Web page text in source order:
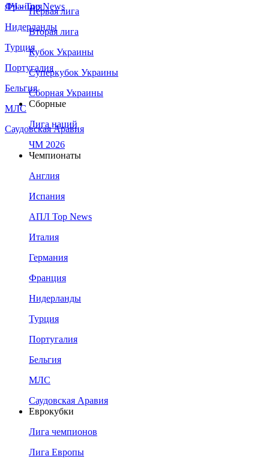
Франция
Нидерланды
Турция
Португалия
Бельгия
МЛС
Саудовская Аравия
ЛЧ - Top News
Первая лига
Вторая лига
Кубок Украины
Суперкубок Украины
Сборная Украины
Сборные
Лига наций
ЧМ 2026
Чемпионаты
Англия
Испания
АПЛ Top News
Италия
Германия
Франция
Нидерланды
Турция
Португалия
Бельгия
МЛС
Саудовская Аравия
Еврокубки
Лига чемпионов
Лига Европы